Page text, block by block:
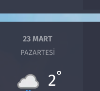
23 MART
PAZARTESI
2°